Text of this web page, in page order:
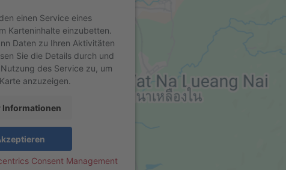
einen Service eines
Karteninhalte einzubetten.
Daten zu Ihren Aktivitäten
Sie die Details durch und
des Service zu, um
anzuzeigen.
Informationen
Consent Management